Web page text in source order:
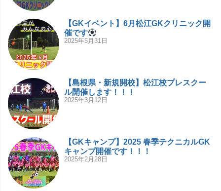
【GKイベント】6月松江GKクリニック開
催です
2025年5月31日
【島根県・新規開校】松江校プレスクー
ル開催します！！！
2025年3月12日
【GKキャンプ】2025 春季テクニカルGK
キャンプ開催です！！！
2025年2月28日